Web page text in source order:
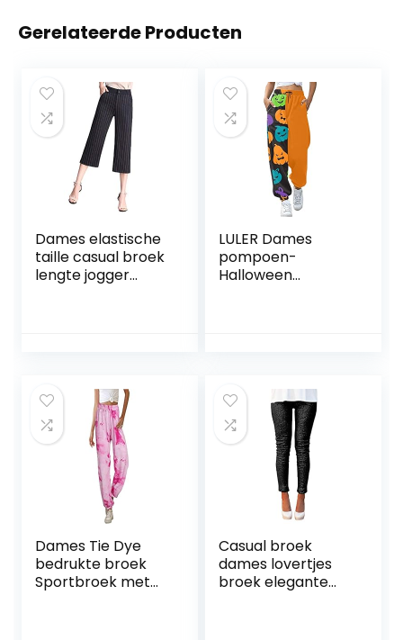
Gerelateerde Producten
Dames elastische
taille casual broek
lengte jogger
LULER Dames
pompoen-
Halloween
dames stretch
kort 48
Dames Tie Dye
bedrukte broek
Sportbroek met
Casual broek
dames lovertjes
broek elegante